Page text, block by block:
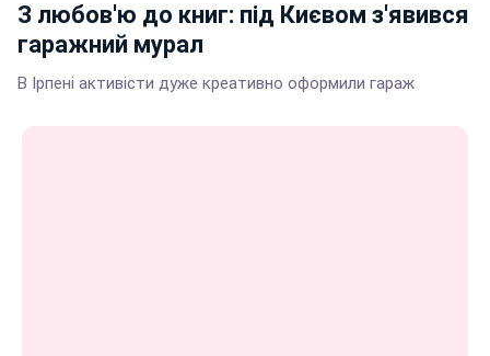
З любов'ю до книг: під Києвом з'явився
гаражний мурал
В Ірпені активісти дуже креативно оформили гараж